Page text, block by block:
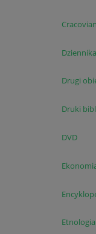
Drugi
Druki
DVD
Etnologia